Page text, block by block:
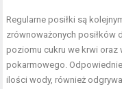
Regularne posiłki są
zrównoważonych posiłków
poziomu cukru we krwi oraz
pokarmowego.
ilości wody, również